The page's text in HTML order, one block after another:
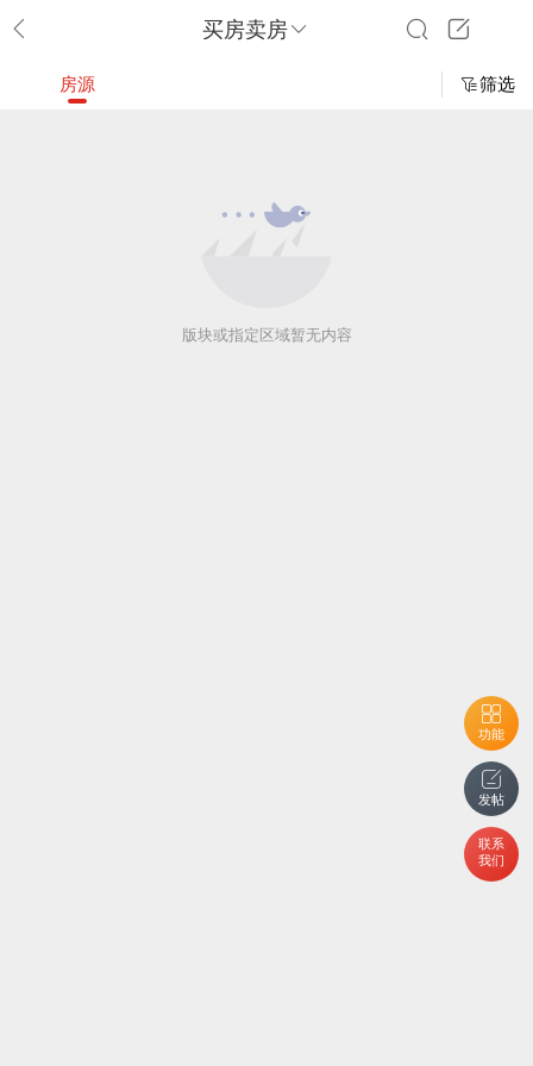
买房卖房
功能
发帖
联系
我们
房源 筛选
版块或指定区域暂无内容